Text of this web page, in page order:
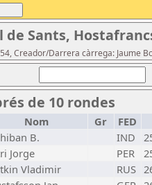
Sants,
Creador/Darrera càrrega: Jaume
de 10 rondes
Nom Gr
FED
B. IND
Jorge PER
Vladimir RUS